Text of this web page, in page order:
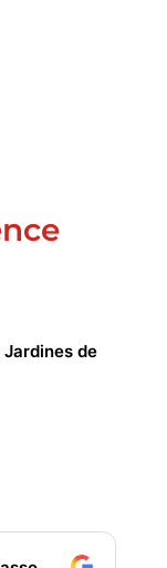
de